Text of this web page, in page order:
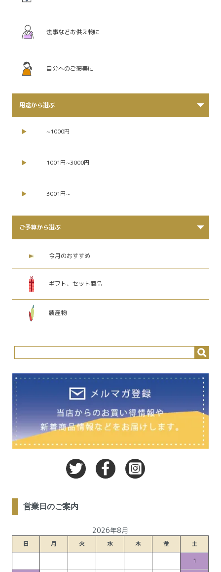
法事などお供え物に
自分へのご褒美に
用途から選ぶ
~1000円
1001円~3000円
3001円~
ご予算から選ぶ
今月のおすすめ
ギフト、セット商品
農産物
営業日のご案内
2026年8月
日 月 火 水 木 金
土
1